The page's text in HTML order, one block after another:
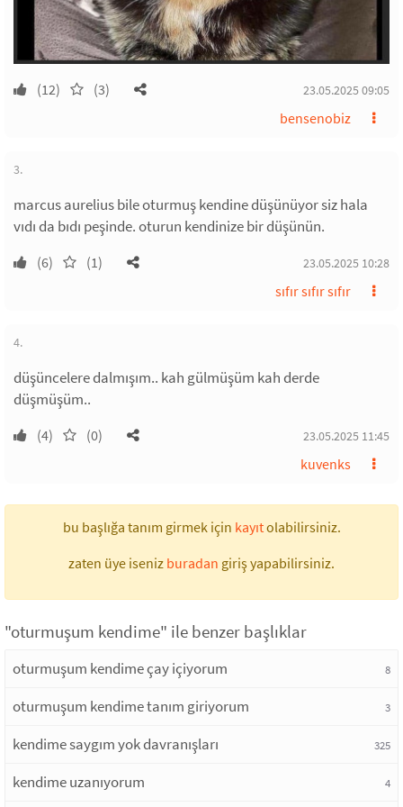
(12) (3) 23.05.2025 09:05
bensenobiz
3.
marcus aurelius bile oturmuş kendine düşünüyor siz hala
vıdı da bıdı peşinde. oturun kendinize bir düşünün.
(6) (1) 23.05.2025 10:28
sıfır sıfır sıfır
4.
düşüncelere dalmışım.. kah gülmüşüm kah derde
düşmüşüm..
(4) (0) 23.05.2025 11:45
kuvenks
bu başlığa tanım girmek için kayıtolabilirsiniz.
zaten üye iseniz buradan giriş yapabilirsiniz.
"oturmuşum kendime" ile benzer başlıklar
oturmuşum kendime çay içiyorum 8
oturmuşum kendime tanım giriyorum 3
kendime saygım yok davranışları 325
kendime uzanıyorum 4